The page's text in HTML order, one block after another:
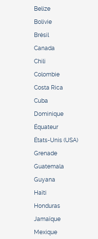
Belize
Bolivie
Brésil
Canada
Chili
Colombie
Costa Rica
Cuba
Dominique
Équateur
États-Unis (USA)
Grenade
Guatemala
Guyana
Haïti
Honduras
Jamaïque
Mexique